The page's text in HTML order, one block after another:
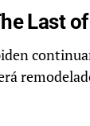
Last of